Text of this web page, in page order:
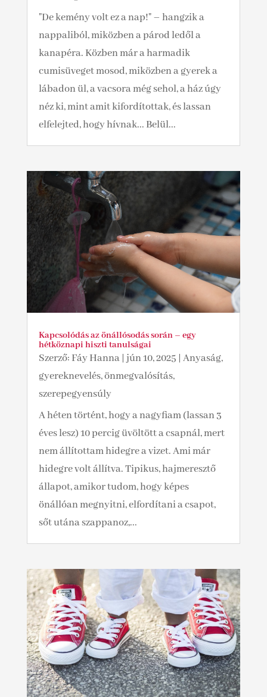
"De kemény volt ez a nap!" – hangzik a
nappaliból, miközben a párod ledől a
kanapéra. Közben már a harmadik
cumisüveget mosod, miközben a gyerek a
lábadon ül, a vacsora még sehol, a ház úgy
néz ki, mint amit kifordítottak, és lassan
elfelejted, hogy hívnak... Belül...
Kapcsolódás az önállósodás során – egy
hétköznapi hiszti tanulságai
Szerző:Fáy Hanna|jún 10, 2025 Anyaság,
gyereknevelés, önmegvalósítás,
szerepegyensúly
A héten történt, hogy a nagyfiam (lassan 3
éves lesz) 10 percig üvöltött a csapnál, mert
nem állítottam hidegre a vizet. Ami már
hidegre volt állítva. Tipikus, hajmeresztő
állapot, amikor tudom, hogy képes
önállóan megnyitni, elfordítani a csapot,
sőt utána szappanoz,...